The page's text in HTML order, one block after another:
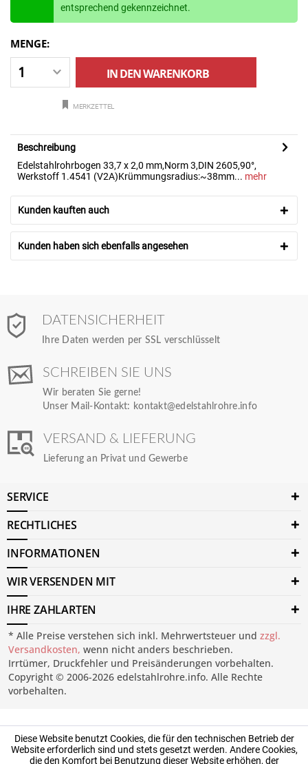
entsprechend gekennzeichnet.
MENGE:
IN DENWARENKORB
MERKZETTEL
Beschreibung
Edelstahlrohrbogen 33,7 x 2,0 mm,Norm 3,DIN 2605,90°,
Werkstoff 1.4541 (V2A)Krümmungsradius:~38mm... mehr
Kunden kauften auch
Kunden haben sich ebenfalls angesehen
DATENSICHERHEIT
Ihre Daten werden per SSL verschlüsselt
SCHREIBEN SIE UNS
Wir beraten Sie gerne!
Unser Mail-Kontakt: kontakt@edelstahlrohre.info
VERSAND & LIEFERUNG
Lieferung an Privat und Gewerbe
SERVICE
RECHTLICHES
INFORMATIONEN
WIR VERSENDEN MIT
IHRE ZAHLARTEN
* Alle Preise verstehen sich inkl. Mehrwertsteuer und zzgl.
Versandkosten, wenn nicht anders beschrieben.
Irrtümer, Druckfehler und Preisänderungen vorbehalten.
Copyright © 2006-2026 edelstahlrohre.info. Alle Rechte
vorbehalten.
Diese Website benutzt Cookies, die für den technischen Betrieb der
Website erforderlich sind und stets gesetzt werden. Andere Cookies,
die den Komfort bei Benutzung dieser Website erhöhen, der